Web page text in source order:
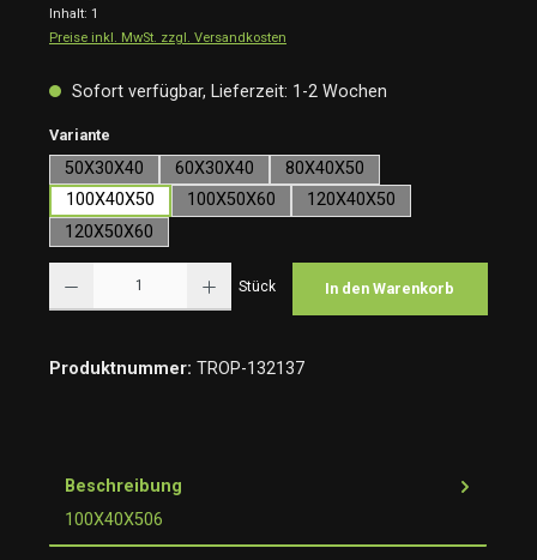
Inhalt: 1
Preise inkl. MwSt. zzgl. Versandkosten
Sofort verfügbar, Lieferzeit: 1-2 Wochen
Variante
50X30X40 60X30X40
80X40X50
100X40X50
100X50X60
120X40X50
120X50X60
Stück In den Warenkorb
Produktnummer: TROP-132137
Beschreibung
100X40X506